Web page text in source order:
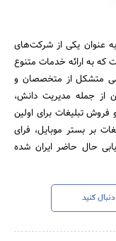
عنوان یکی از شرکت‌های
که به ارائه خدمات متنوع
متشکل از متخصصان و
از جمله مدیریت دانش،
تبلیغات برای اولین
بر بستر موبایل، فرای
حال حاضر ایران شده
دنبال کنید